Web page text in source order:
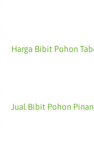
Harga Bibit Pohon
Jual Bibit Pohon